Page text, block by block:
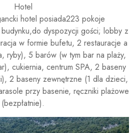
Hotel
hotel posiada223 pokoje
dyspozycji gości; lobby z
w formie bufetu, 2 restauracje a
ryby), 5 barów (w tym bar na plaży,
cukiernia, centrum SPA, 2 baseny
2 baseny zewnętrzne (1 dla dzieci,
przy basenie, ręczniki plażowe
(bezpłatnie).